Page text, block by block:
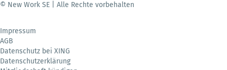
© New Work SE | Alle Rechte vorbehalten
Impressum
AGB
Datenschutz bei XING
Datenschutzerklärung